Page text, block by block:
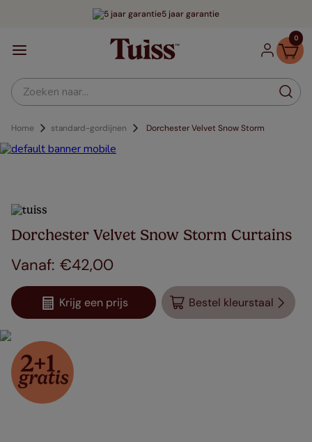
5 jaar garantie
0
Zoeken naar...
Home standard-gordijnen Dorchester Velvet Snow Storm
Dorchester Velvet Snow Storm Curtains
€42,00
Krijg een prijs Bestel kleurstaal